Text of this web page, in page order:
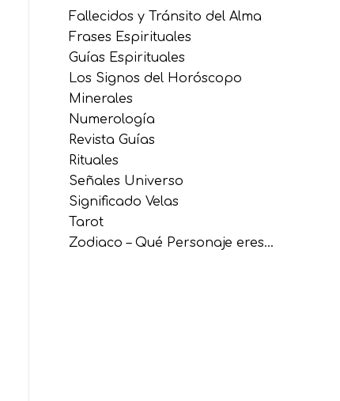
Fallecidos y Tránsito del Alma
Frases Espirituales
Guías Espirituales
Los Signos del Horóscopo
Minerales
Numerología
Revista Guías
Rituales
Señales Universo
Significado Velas
Tarot
Zodiaco – Qué Personaje eres…